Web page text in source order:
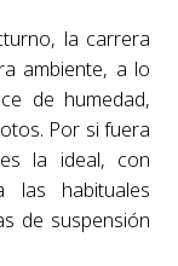
la carrera
ambiente, a lo
de humedad,
Por si fuera
la ideal, con
las habituales
de suspensión